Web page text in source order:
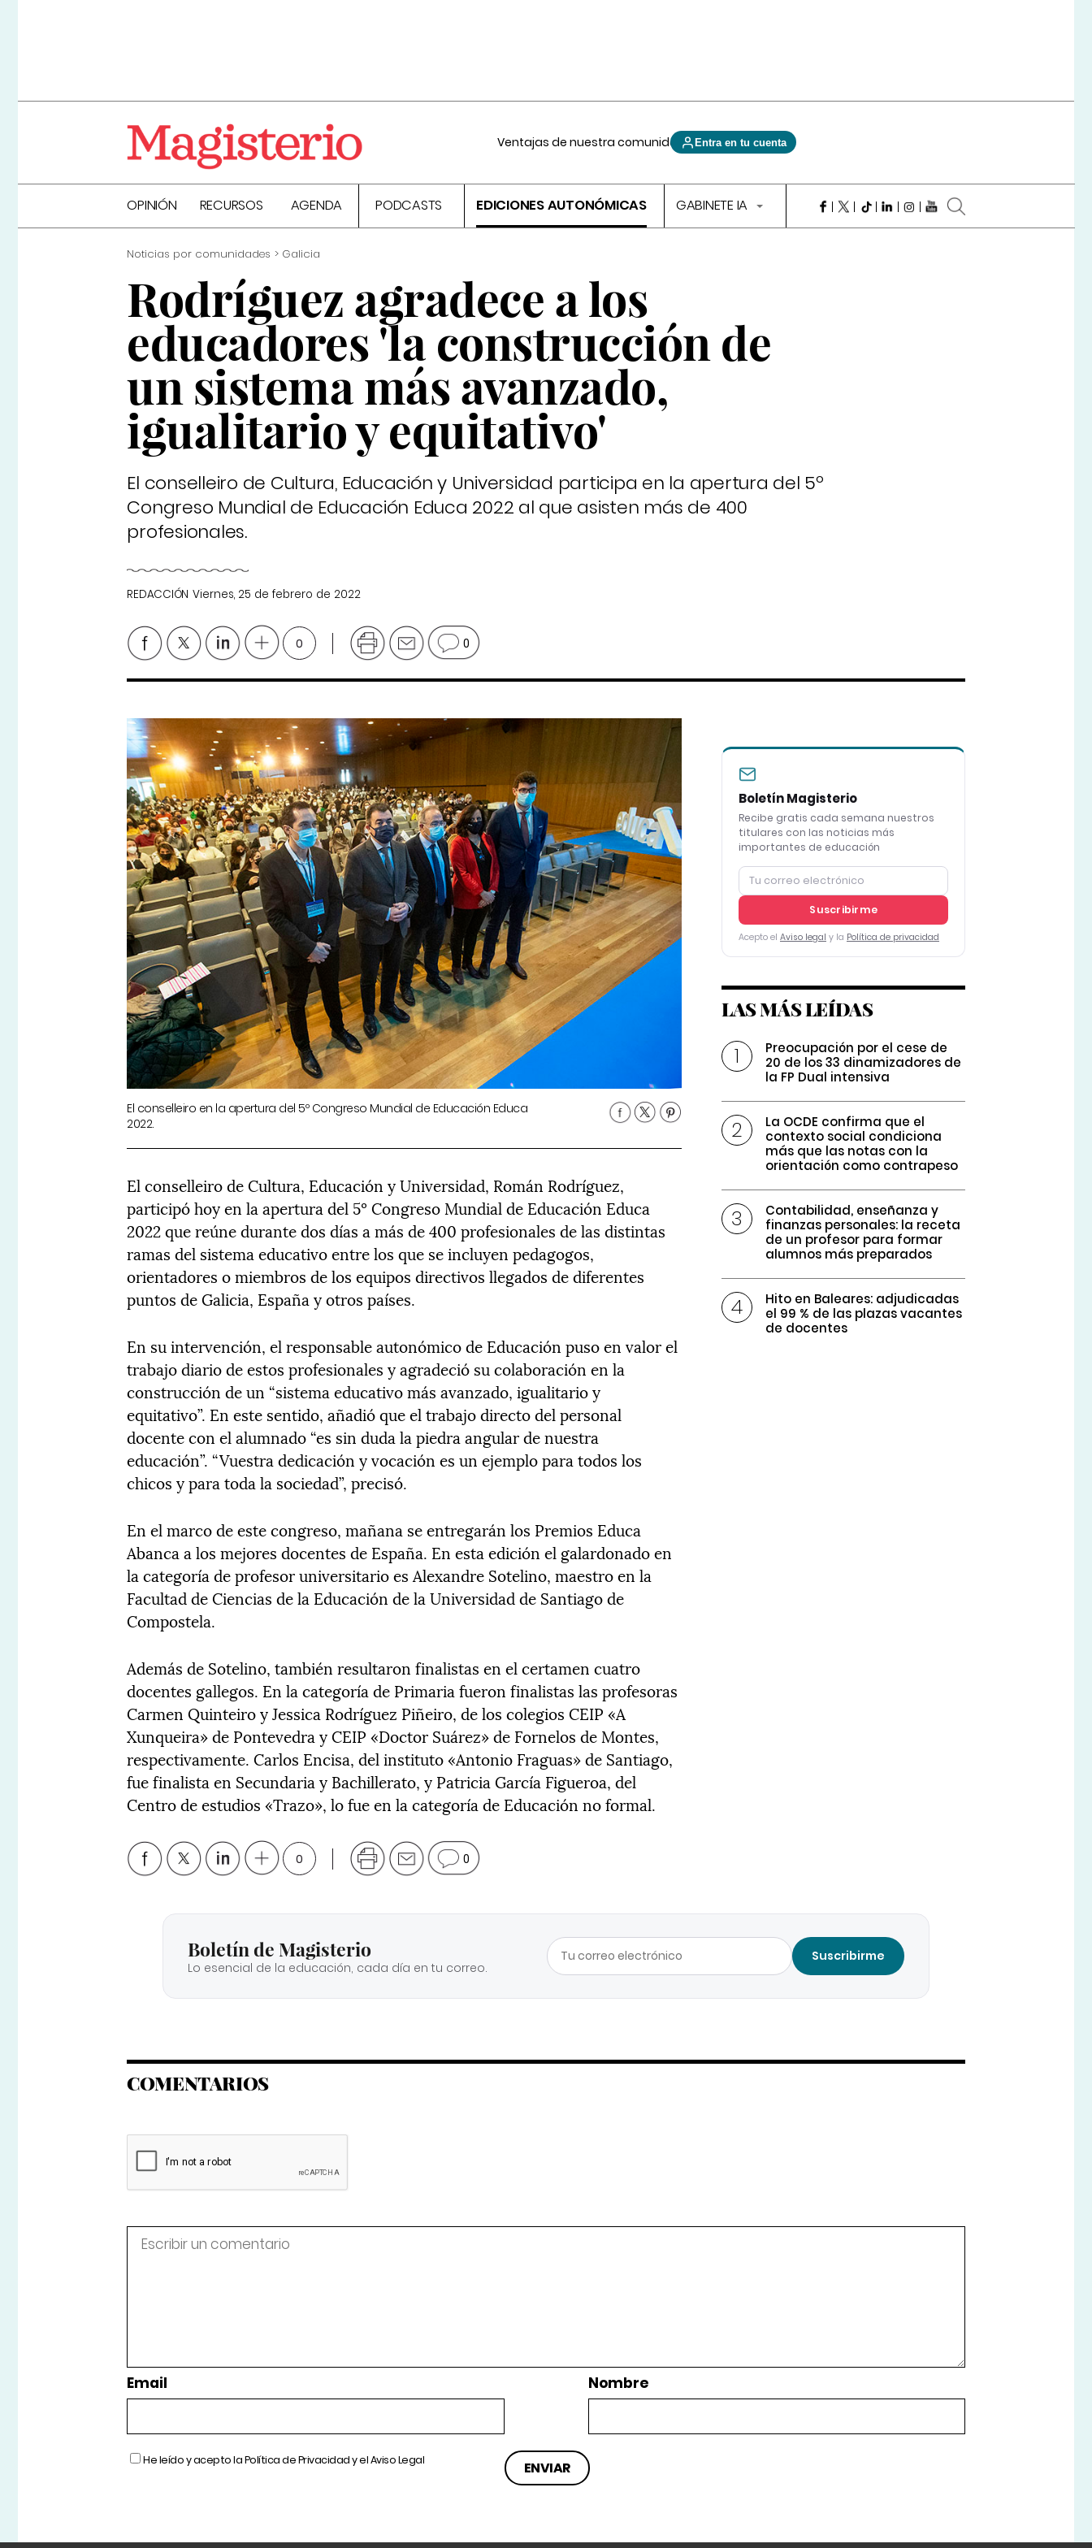
Ventajas de nuestra comunidad Entra en tu cuenta
OPINIÓN RECURSOS AGENDA PODCASTS EDICIONES AUTONÓMICAS GABINETE IA
Noticias por comunidades Galicia
Rodríguez agradece a los
educadores 'la construcción de
un sistema más avanzado,
igualitario y equitativo'
El conselleiro de Cultura, Educación y Universidad participa en la apertura del 5º
Congreso Mundial de Educación Educa 2022 al que asisten más de 400
profesionales.
REDACCIÓN Viernes, 25 de febrero de 2022
0 0
El conselleiro en la apertura del 5º Congreso Mundial de Educación Educa
2022.
El conselleiro de Cultura, Educación y Universidad, Román Rodríguez,
participó hoy en la apertura del 5º Congreso Mundial de Educación Educa
2022 que reúne durante dos días a más de 400 profesionales de las distintas
ramas del sistema educativo entre los que se incluyen pedagogos,
orientadores o miembros de los equipos directivos llegados de diferentes
puntos de Galicia, España y otros países.
En su intervención, el responsable autonómico de Educación puso en valor el
trabajo diario de estos profesionales y agradeció su colaboración en la
construcción de un “sistema educativo más avanzado, igualitario y
equitativo”. En este sentido, añadió que el trabajo directo del personal
docente con el alumnado “es sin duda la piedra angular de nuestra
educación”. “Vuestra dedicación y vocación es un ejemplo para todos los
chicos y para toda la sociedad”, precisó.
En el marco de este congreso, mañana se entregarán los Premios Educa
Abanca a los mejores docentes de España. En esta edición el galardonado en
la categoría de profesor universitario es Alexandre Sotelino, maestro en la
Facultad de Ciencias de la Educación de la Universidad de Santiago de
Compostela.
Además de Sotelino, también resultaron finalistas en el certamen cuatro
docentes gallegos. En la categoría de Primaria fueron finalistas las profesoras
Carmen Quinteiro y Jessica Rodríguez Piñeiro, de los colegios CEIP «A
Xunqueira» de Pontevedra y CEIP «Doctor Suárez» de Fornelos de Montes,
respectivamente. Carlos Encisa, del instituto «Antonio Fraguas» de Santiago,
fue finalista en Secundaria y Bachillerato, y Patricia García Figueroa, del
Centro de estudios «Trazo», lo fue en la categoría de Educación no formal.
0 0
Boletín Magisterio
Recibe gratis cada semana nuestros
titulares con las noticias más
importantes de educación
Suscribirme
Acepto el Aviso legal y la Política de privacidad
LAS MÁS LEÍDAS
Preocupación por el cese de
20 de los 33 dinamizadores de
la FP Dual intensiva
La OCDE confirma que el
contexto social condiciona
más que las notas con la
orientación como contrapeso
Contabilidad, enseñanza y
finanzas personales: la receta
de un profesor para formar
alumnos más preparados
Hito en Baleares: adjudicadas
el 99 % de las plazas vacantes
de docentes
Boletín de Magisterio
Lo esencial de la educación, cada día en tu correo.
Suscribirme
COMENTARIOS
Email Nombre
He leído y acepto laPolítica de Privacidady elAviso Legal